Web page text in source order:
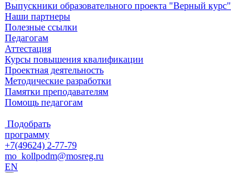
Выпускники образовательного проекта "Верный курс"
Наши партнеры
Полезные ссылки
Педагогам
Аттестация
Курсы повышения квалификации
Проектная деятельность
Методические разработки
Памятки преподавателям
Помощь педагогам
Подобрать
программу
+7(49624) 2-77-79
mo_kollpodm@mosreg.ru
EN